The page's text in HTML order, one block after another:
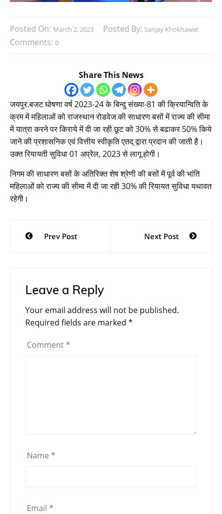
Posted On: March 2, 2023 Posted By: Sanjay Khokhawat
Comments: 0
Share This News
जयपुर.बजट घोषणा वर्ष 2023-24 के बिन्दु संख्या-81 की क्रियान्विति के
क्रम में महिलाओं को राजस्थान रोडवेज की साधारण बसों में राज्य की सीमा
में यात्रा करने पर किराये में दी जा रही छूट को 30% से बढाकर 50% किये
जाने की प्रशासनिक एवं वित्तीय स्वीकृति एतद् द्वारा प्रदान की जाती है।
उक्त रियायती सुविधा 01 अप्रेल, 2023 से लागू होगी।
निगम की साधारण बसों के अतिरिक्त शेष श्रेणी की बसों में पूर्व की भांति
महिलाओं को राज्य की सीमा में दी जा रही 30% की रियायत सुविधा यथावत
रहेगी।
Post
navigation
Prev Post Next Post
Leave a Reply
Your email address will not be published.
Required fields are marked *
Comment *
Name *
Email *